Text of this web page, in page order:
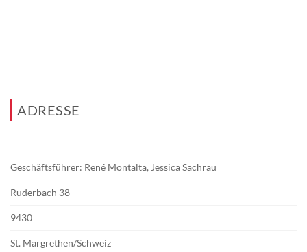
ADRESSE
Geschäftsführer: René Montalta, Jessica Sachrau
Ruderbach 38
9430
St. Margrethen/Schweiz